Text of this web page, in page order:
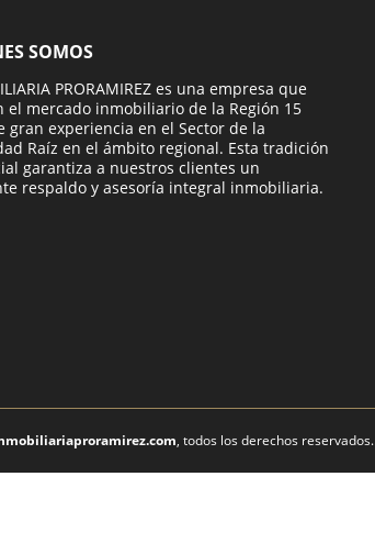
SOMOS
PRORAMIREZ es una empresa que
el mercado inmobiliario de la Región 15
gran experiencia en el Sector de la
Raíz en el ámbito regional. Esta tradición
garantiza a nuestros clientes un
respaldo y asesoría integral inmobiliaria.
, todos los derechos reservados.